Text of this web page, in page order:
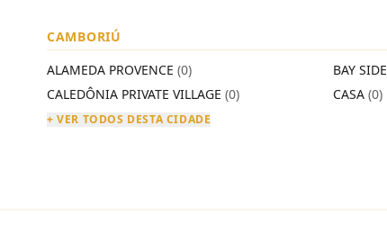
CAMBORIÚ
ALAMEDA PROVENCE (0) BAY SIDE
CALEDÔNIA PRIVATE VILLAGE (0) CASA (0)
+ VER TODOS DESTA CIDADE